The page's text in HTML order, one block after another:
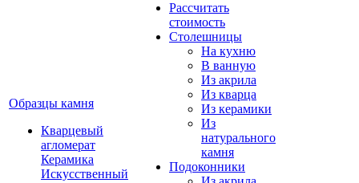
Образцы камня
Кварцевый
агломерат
Керамика
Искусственный
Рассчитать
стоимость
Столешницы
На кухню
В ванную
Из акрила
Из кварца
Из керамики
Из
натурального
камня
Подоконники